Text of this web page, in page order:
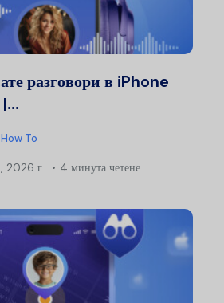
разговори в iPhone
How To
2026 г. 4 минута четене